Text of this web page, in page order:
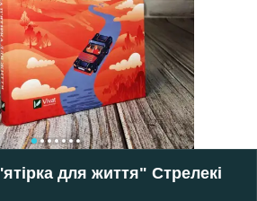
для життя" Стрелекі